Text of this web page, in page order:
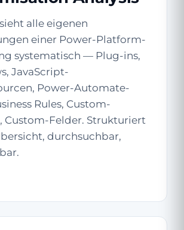
alle eigenen
einer Power-Platform-
systematisch — Plug-ins,
JavaScript-
Power-Automate-
Rules, Custom-
Custom-Felder. Strukturiert
durchsuchbar,